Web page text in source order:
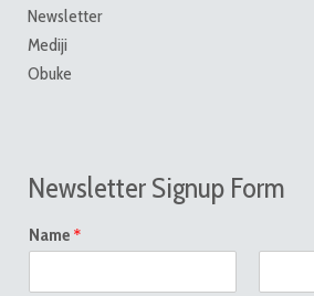
Newsletter
Mediji
Obuke
Newsletter Signup Form
Name *